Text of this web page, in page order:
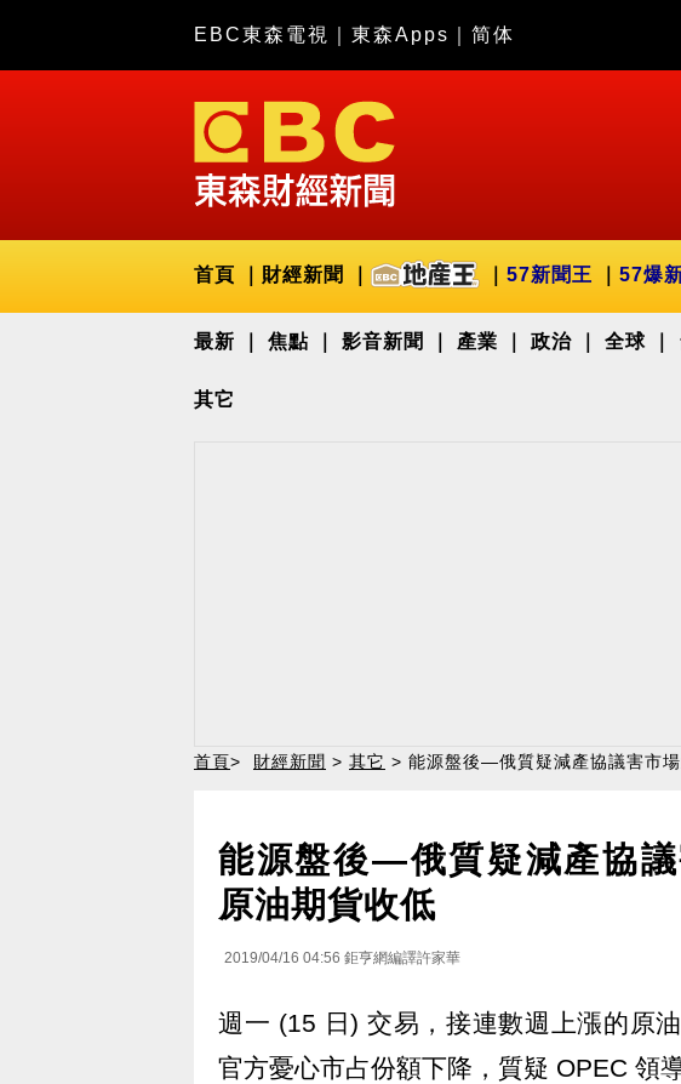
EBC東森電視 東森Apps 简体
首頁 財經新聞 57新聞王 57爆
最新 焦點 影音新聞 產業 政治 全球
其它
首頁> 財經新聞 > 其它 > 能源盤後—俄質疑減產協議害市
能源盤後—俄質疑減產協
原油期貨收低
2019/04/16 04:56 鉅亨網編譯許家華
週一 (15 日) 交易，接連數週上漲的原
官方憂心市占份額下降，質疑 OPEC 領